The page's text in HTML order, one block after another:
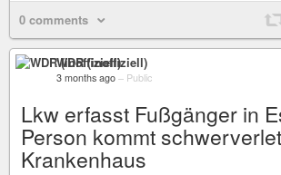
0 comments
WDR (inoffiziell)
3 months ago – Public
Lkw erfasst Fußgänger in
Person kommt
Krankenhaus